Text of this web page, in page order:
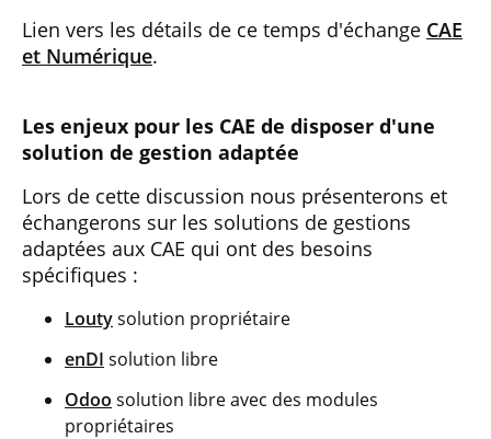
Lien vers les détails de ce temps d'échange CAE
et Numérique.
Les enjeux pour les CAE de disposer d'une
solution de gestion adaptée
Lors de cette discussion nous présenterons et
échangerons sur les solutions de gestions
adaptées aux CAE qui ont des besoins
spécifiques :
Loutysolution propriétaire
enDI solution libre
Odoo solution libre avec des modules
propriétaires